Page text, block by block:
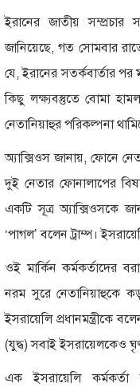
ইরানের জাতীয়
জানিয়েছে, গত সোমবার
যে, ইরানের সতর্কবার্তার পর
কিছু লক্ষ্যবস্তুতে বোমা
নেতানিয়াহুর পরিকল্পনা
অ্যাক্সিওস জানায়, ফোনে
দুই নেতার ফোনালাপের
একটি সূত্র অ্যাক্সিওসকে
‘পাগল’ বলেন ট্রাম্প।
ওই মার্কিন কর্মকর্তাদের
নরম সুরে নেতানিয়াহুকে
ইসরায়েলি প্রধানমন্ত্রীকে
(যুদ্ধ) সবাই ইসরায়েলকেও
এক ইসরায়েলি